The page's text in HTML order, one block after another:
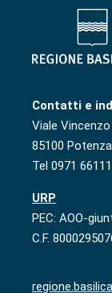
Contatti e
Viale
85100
Tel 0971
URP
PEC: AOO-
C.F.